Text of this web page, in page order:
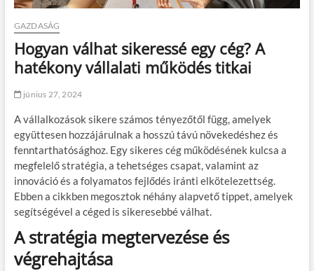
GAZDASÁG
Hogyan válhat sikeressé egy cég? A
hatékony vállalati működés titkai
június 27, 2024
A vállalkozások sikere számos tényezőtől függ, amelyek
együttesen hozzájárulnak a hosszú távú növekedéshez és
fenntarthatósághoz. Egy sikeres cég működésének kulcsa a
megfelelő stratégia, a tehetséges csapat, valamint az
innováció és a folyamatos fejlődés iránti elkötelezettség.
Ebben a cikkben megosztok néhány alapvető tippet, amelyek
segítségével a céged is sikeresebbé válhat.
A stratégia megtervezése és
végrehajtása